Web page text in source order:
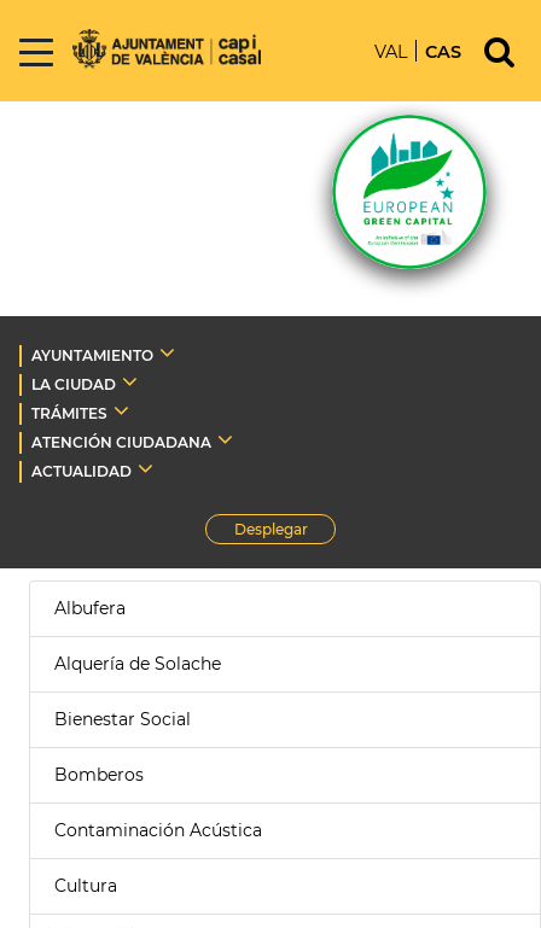
VAL CAS
AYUNTAMIENTO
LA CIUDAD
TRÁMITES
ATENCIÓN CIUDADANA
ACTUALIDAD
Desplegar
Albufera
Alquería de Solache
Bienestar Social
Bomberos
Contaminación Acústica
Cultura